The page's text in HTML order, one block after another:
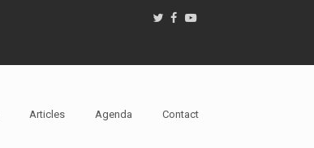
Articles Agenda Contact